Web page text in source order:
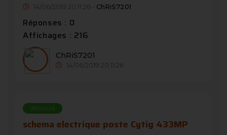
14/06/2019 20:11:26 - ChRiS7201
Réponses : 0
Affichages : 216
ChRiS7201
14/06/2019 20:11:26
[RÉSOLU]
schema electrique poste Cytig 433MP